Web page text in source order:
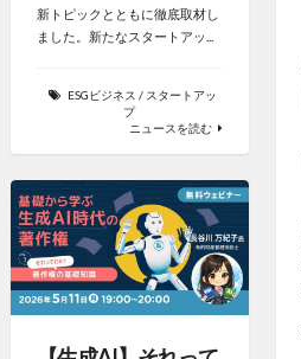
新トピックとともに徹底取材し
ました。新たなスタートアッ...
ESGビジネス / スタートアッ
プ
ニュースを読む